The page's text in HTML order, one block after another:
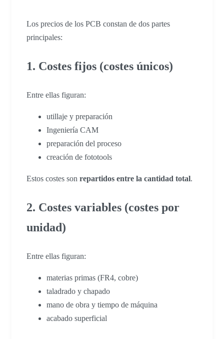
Los precios de los PCB constan de dos partes
principales:
1. Costes fijos (costes únicos)
Entre ellas figuran:
utillaje y preparación
Ingeniería CAM
preparación del proceso
creación de fototools
Estos costes son repartidos entre la cantidad total.
2. Costes variables (costes por
unidad)
Entre ellas figuran:
materias primas (FR4, cobre)
taladrado y chapado
mano de obra y tiempo de máquina
acabado superficial